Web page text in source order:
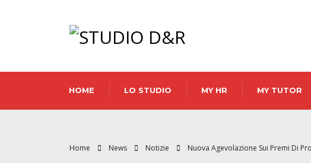
HOME LO STUDIO MY HR MY TUTOR
Home News Notizie Nuova Agevolazione Sui Premi Di